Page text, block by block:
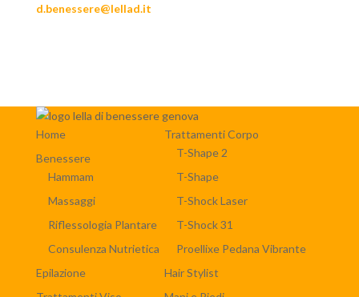
d.benessere@lellad.it
Home
Benessere
Hammam
Massaggi
Riflessologia Plantare
Consulenza Nutrietica
Epilazione
Trattamenti Corpo
T-Shape 2
T-Shape
T-Shock Laser
T-Shock 31
Proellixe Pedana Vibrante
Hair Stylist